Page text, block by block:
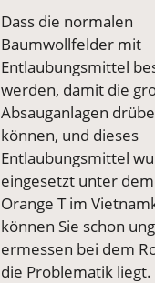
Dass die normalen
Baumwollfelder mit
Entlaubungsmittel
werden, damit die
Absauganlagen
können, und dieses
Entlaubungsmittel
eingesetzt unter
Orange T im
können Sie schon
ermessen bei dem
die Problematik liegt.